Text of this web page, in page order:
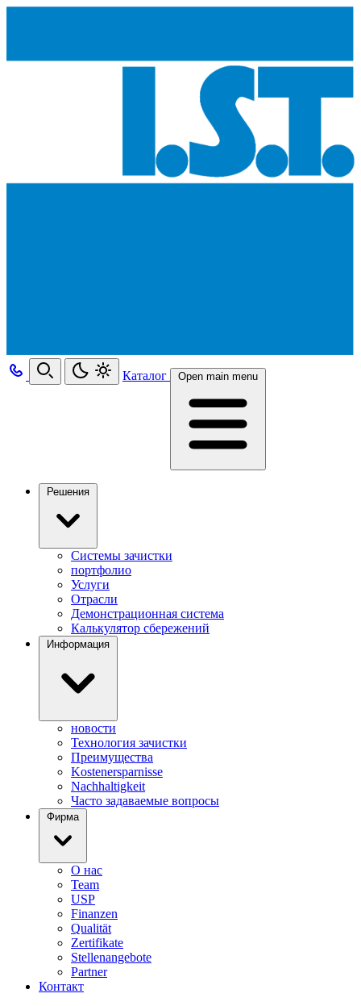
Каталог Open main menu
Решения
Системы зачистки
портфолио
Услуги
Отрасли
Демонстрационная система
Калькулятор сбережений
Информация
новости
Технология зачистки
Преимущества
Kostenersparnisse
Nachhaltigkeit
Часто задаваемые вопросы
Фирма
О нас
Team
USP
Finanzen
Qualität
Zertifikate
Stellenangebote
Partner
Контакт